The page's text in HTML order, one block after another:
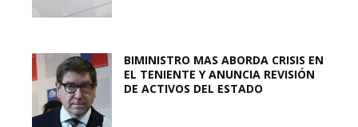
BIMINISTRO MAS ABORDA CRISIS EN
EL TENIENTE Y ANUNCIA REVISIÓN
DE ACTIVOS DEL ESTADO